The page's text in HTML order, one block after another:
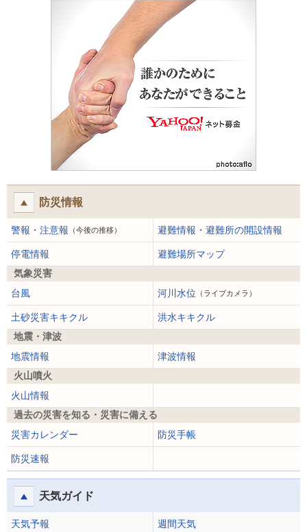
防災情報
警報・注意報 （今後の推移） 避難情報・避難所の開設情報
停電情報
避難場所マップ
気象災害
台風
河川水位 （ライブカメラ）
土砂災害キキクル
洪水キキクル
地震・津波
地震情報
津波情報
火山噴火
火山情報
過去の災害を知る・災害に備える
災害カレンダー
防災手帳
防災速報
天気ガイド
天気予報 週間天気